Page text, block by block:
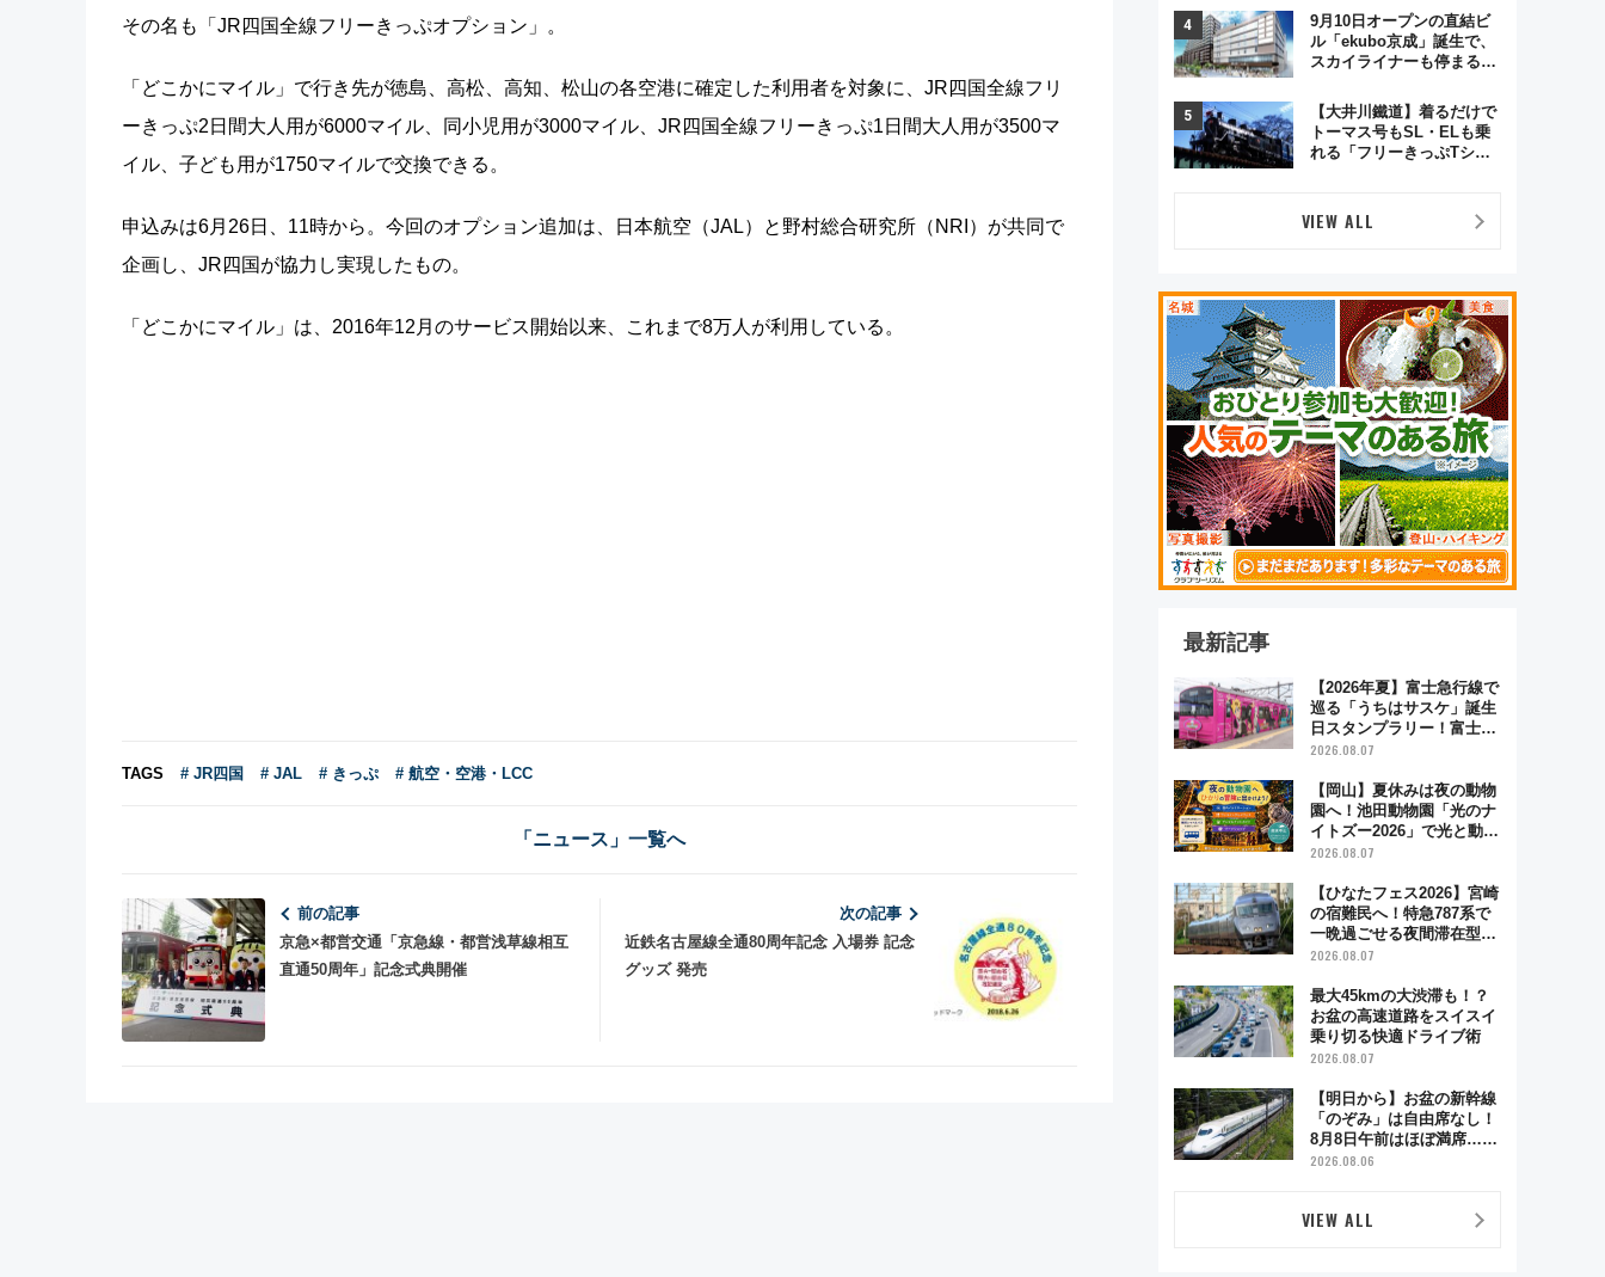
その名も「JR四国全線フリーきっぷオプション」。
「どこかにマイル」で行き先が徳島、高松、高知、松山の各空港に確定した利用者を対象に、JR四国全線フリ
ーきっぷ2日間大人用が6000マイル、同小児用が3000マイル、JR四国全線フリーきっぷ1日間大人用が3500マ
イル、子ども用が1750マイルで交換できる。
申込みは6月26日、11時から。今回のオプション追加は、日本航空（JAL）と野村総合研究所（NRI）が共同で
企画し、JR四国が協力し実現したもの。
「どこかにマイル」は、2016年12月のサービス開始以来、これまで8万人が利用している。
TAGS # JR四国 # JAL # きっぷ # 航空・空港・LCC
「ニュース」一覧へ
前の記事
京急×都営交通「京急線・都営浅草線相互
直通50周年」記念式典開催
次の記事
近鉄名古屋線全通80周年記念 入場券 記念
グッズ 発売
弾」も
9月10日オープンの直結ビ
ル「ekubo京成」誕生で、
スカイライナーも停まる巨
変わる？ 全テナント情報も
公開！
【大井川鐵道】着るだけで
トーマス号もSL・ELも乗
れる「フリーきっぷTシャ
VIEW ALL
最新記事
【2026年夏】富士急行線で
巡る「うちはサスケ」誕生
日スタンプラリー！富士急
ハイランド限定グルメ＆グ
2026.08.07
【岡山】夏休みは夜の動物
園へ！池田動物園「光のナ
イトズー2026」で光と動物
が彩る特別な夜
2026.08.07
【ひなたフェス2026】宮崎
の宿難民へ！特急787系で
一晩過ごせる夜間滞在型イ
ベント「スワローおひさ
2026.08.07
最大45kmの大渋滞も！？
お盆の高速道路をスイスイ
乗り切る快適ドライブ術
2026.08.07
【明日から】お盆の新幹線
「のぞみ」は自由席なし！
8月8日午前はほぼ満席…で
も数時間ズラせば空きが見
2026.08.06
VIEW ALL